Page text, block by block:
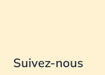
Suivez-nous